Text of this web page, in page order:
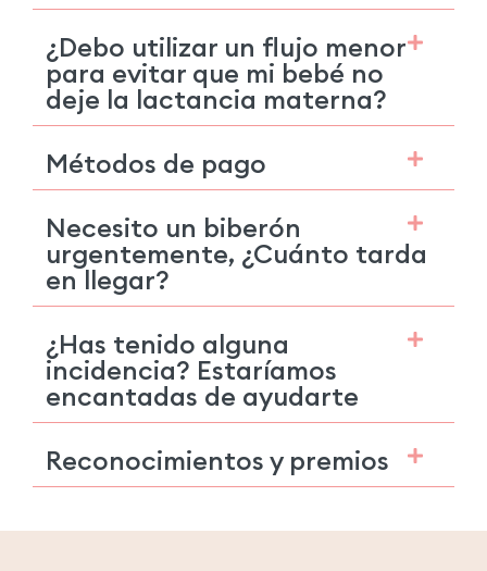
¿Debo utilizar un flujo menor
para evitar que mi bebé no
deje la lactancia materna?
Métodos de pago
Necesito un biberón
urgentemente, ¿Cuánto tarda
en llegar?
¿Has tenido alguna
incidencia? Estaríamos
encantadas de ayudarte
Reconocimientos y premios